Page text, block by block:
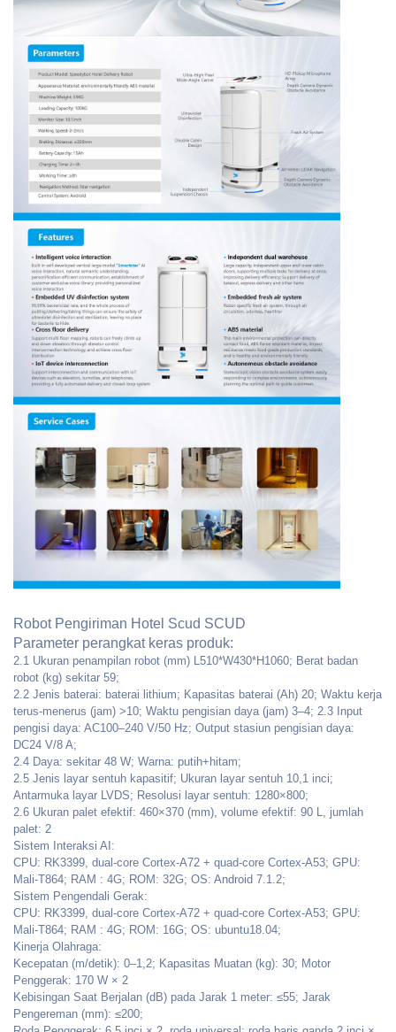
Robot Pengiriman Hotel Scud SCUD
Parameter perangkat keras produk:
2.1 Ukuran penampilan robot (mm) L510*W430*H1060; Berat badan
robot (kg) sekitar 59;
2.2 Jenis baterai: baterai lithium; Kapasitas baterai (Ah) 20; Waktu kerja
terus-menerus (jam) >10; Waktu pengisian daya (jam) 3–4; 2.3 Input
pengisi daya: AC100–240 V/50 Hz; Output stasiun pengisian daya:
DC24 V/8 A;
2.4 Daya: sekitar 48 W; Warna: putih+hitam;
2.5 Jenis layar sentuh kapasitif; Ukuran layar sentuh 10,1 inci;
Antarmuka layar LVDS; Resolusi layar sentuh: 1280×800;
2.6 Ukuran palet efektif: 460×370 (mm), volume efektif: 90 L, jumlah
palet: 2
Sistem Interaksi AI:
CPU: RK3399, dual-core Cortex-A72 + quad-core Cortex-A53; GPU:
Mali-T864; RAM : 4G; ROM: 32G; OS: Android 7.1.2;
Sistem Pengendali Gerak:
CPU: RK3399, dual-core Cortex-A72 + quad-core Cortex-A53; GPU:
Mali-T864; RAM : 4G; ROM: 16G; OS: ubuntu18.04;
Kinerja Olahraga:
Kecepatan (m/detik): 0–1,2; Kapasitas Muatan (kg): 30; Motor
Penggerak: 170 W × 2
Kebisingan Saat Berjalan (dB) pada Jarak 1 meter: ≤55; Jarak
Pengereman (mm): ≤200;